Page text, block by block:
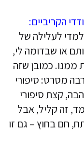
הקריביים:
לעלילה של
או שבדומה לי,
ממנו. כמובן שזה
מסרט: סיפורי
קצת סיפורי
זה קליל, אבל
חם בחוץ – גם זו